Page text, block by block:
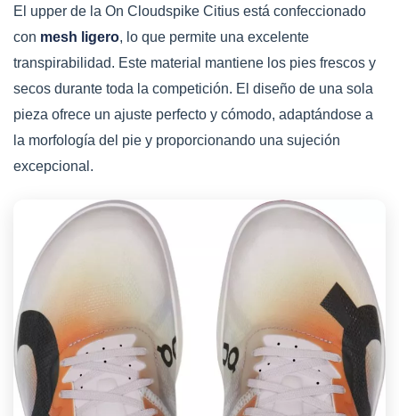
El upper de la On Cloudspike Citius está confeccionado
con mesh ligero, lo que permite una excelente
transpirabilidad. Este material mantiene los pies frescos y
secos durante toda la competición. El diseño de una sola
pieza ofrece un ajuste perfecto y cómodo, adaptándose a
la morfología del pie y proporcionando una sujeción
excepcional.